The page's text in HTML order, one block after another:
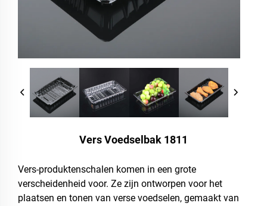
Vers Voedselbak 1811
Vers-produktenschalen komen in een grote
verscheidenheid voor. Ze zijn ontworpen voor het
plaatsen en tonen van verse voedselen, gemaakt van